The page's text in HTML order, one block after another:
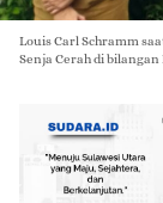
Louis Carl Schramm
Senja Cerah di